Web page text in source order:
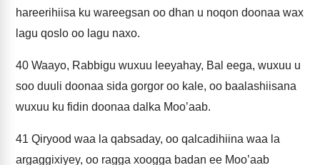
hareerihiisa ku wareegsan oo dhan u noqon doonaa wax
lagu qoslo oo lagu naxo.
40 Waayo, Rabbigu wuxuu leeyahay, Bal eega, wuxuu u
soo duuli doonaa sida gorgor oo kale, oo baalashiisana
wuxuu ku fidin doonaa dalka Moo’aab.
41 Qiryood waa la qabsaday, oo qalcadihiina waa la
argaggixiyey, oo ragga xoogga badan ee Moo’aab